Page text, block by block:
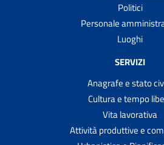
Politici
Personale
Luoghi
SERVIZI
Anagrafe e stato
Cultura e tempo
Vita lavorativa
Attività produttive e